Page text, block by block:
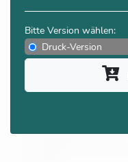
Bitte Version wählen:
Druck-Version